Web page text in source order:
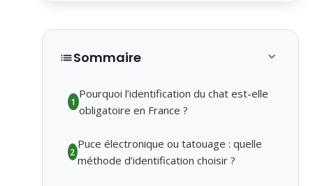
Sommaire
1
Pourquoi l’identification du chat est-elle
obligatoire en France ?
2
Puce électronique ou tatouage : quelle
méthode d’identification choisir ?